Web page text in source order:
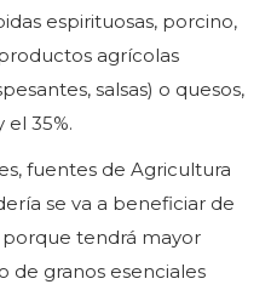
espirituosas, porcino,
agrícolas
salsas) o quesos,
el 35%.
fuentes de Agricultura
se va a beneficiar de
porque tendrá mayor
de granos esenciales